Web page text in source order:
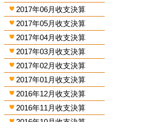
2017年06月收支決算
2017年05月收支決算
2017年04月收支決算
2017年03月收支決算
2017年02月收支決算
2017年01月收支決算
2016年12月收支決算
2016年11月收支決算